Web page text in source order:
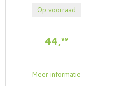
44,99
Meer informatie
Op voorraad